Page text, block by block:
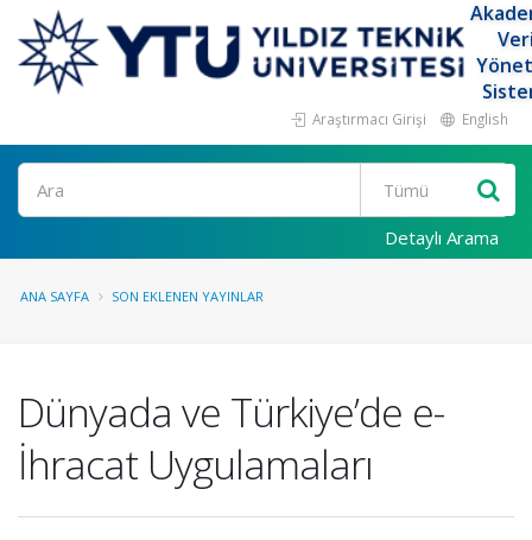
Araştırmacı Girişi English
Ara
Detaylı Arama
ANA SAYFA SON EKLENEN YAYINLAR
Dünyada ve Türkiye’de e-
İhracat Uygulamaları